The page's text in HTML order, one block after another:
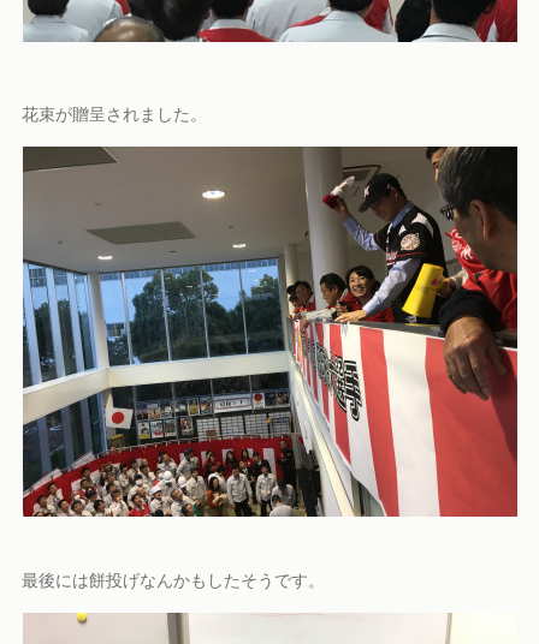
花束が贈呈されました。
最後には餅投げなんかもしたそうです。